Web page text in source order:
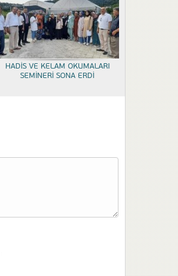
HADİS VE KELAM OKUMALARI
SEMİNERİ SONA ERDİ